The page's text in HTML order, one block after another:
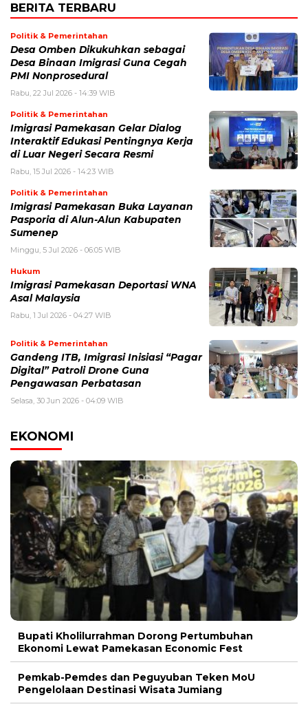
BERITA TERBARU
Politik & Pemerintahan
Desa Omben Dikukuhkan sebagai
Desa Binaan Imigrasi Guna Cegah
PMI Nonprosedural
Rabu, 22 Jul 2026 - 14:39 WIB
Politik & Pemerintahan
Imigrasi Pamekasan Gelar Dialog
Interaktif Edukasi Pentingnya Kerja
di Luar Negeri Secara Resmi
Rabu, 15 Jul 2026 - 14:23 WIB
Politik & Pemerintahan
Imigrasi Pamekasan Buka Layanan
Pasporia di Alun-Alun Kabupaten
Sumenep
Minggu, 5 Jul 2026 - 06:05 WIB
Hukum
Imigrasi Pamekasan Deportasi WNA
Asal Malaysia
Rabu, 1 Jul 2026 - 04:27 WIB
Politik & Pemerintahan
Gandeng ITB, Imigrasi Inisiasi “Pagar
Digital” Patroli Drone Guna
Pengawasan Perbatasan
Selasa, 30 Jun 2026 - 04:09 WIB
EKONOMI
Bupati Kholilurrahman Dorong Pertumbuhan
Ekonomi Lewat Pamekasan Economic Fest
Pemkab-Pemdes dan Peguyuban Teken MoU
Pengelolaan Destinasi Wisata Jumiang